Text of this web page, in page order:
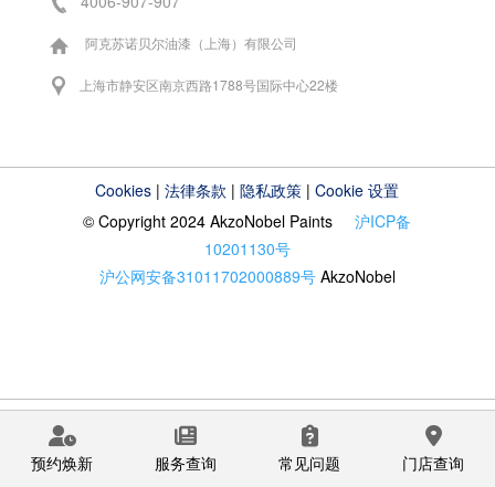
阿克苏诺贝尔油漆（上海）有限公司
上海市静安区南京西路1788号国际中心22楼
Cookies |法律条款 |隐私政策 |Cookie 设置
© Copyright 2024 AkzoNobel Paints沪ICP备
10201130号
沪公网安备31011702000889号 AkzoNobel
预约焕新 服务查询 常见问题 门店查询